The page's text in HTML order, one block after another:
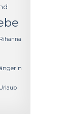
Rihanna
Urlaub